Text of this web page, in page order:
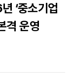
‘중소기업
격 운영